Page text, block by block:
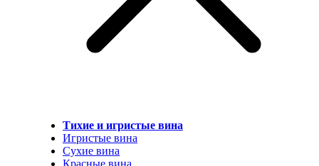
Тихие и игристые вина
Игристые вина
Сухие вина
Красные вина